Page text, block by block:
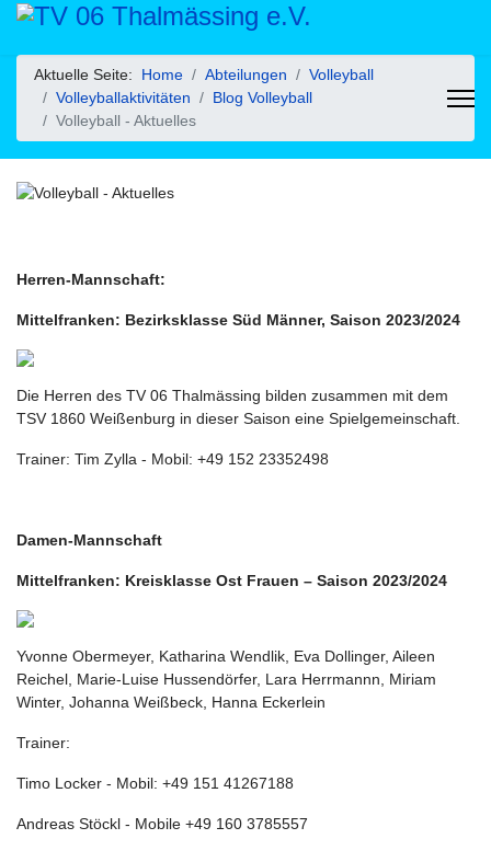
Aktuelle Seite: Home Abteilungen
Volleyball
Volleyballaktivitäten
Blog Volleyball
Volleyball - Aktuelles
Herren-Mannschaft:
Mittelfranken: Bezirksklasse Süd Männer, Saison 2023/2024
Die Herren des TV 06 Thalmässing bilden zusammen mit dem
TSV 1860 Weißenburg in dieser Saison eine Spielgemeinschaft.
Trainer: Tim Zylla - Mobil: +49 152 23352498
Damen-Mannschaft
Mittelfranken: Kreisklasse Ost Frauen – Saison 2023/2024
Yvonne Obermeyer, Katharina Wendlik, Eva Dollinger, Aileen
Reichel, Marie-Luise Hussendörfer, Lara Herrmannn, Miriam
Winter, Johanna Weißbeck, Hanna Eckerlein
Trainer:
Timo Locker - Mobil: +49 151 41267188
Andreas Stöckl - Mobile +49 160 3785557